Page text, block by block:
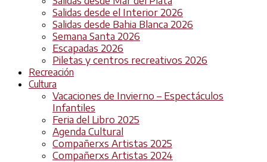
Salidas desde el Interior 2026
Salidas desde Bahia Blanca 2026
Semana Santa 2026
Escapadas 2026
Piletas y centros recreativos 2026
Recreación
Cultura
Vacaciones de Invierno – Espectáculos
Infantiles
Feria del Libro 2025
Agenda Cultural
Compañerxs Artistas 2025
Compañerxs Artistas 2024